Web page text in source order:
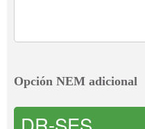
Opción NEM adicional